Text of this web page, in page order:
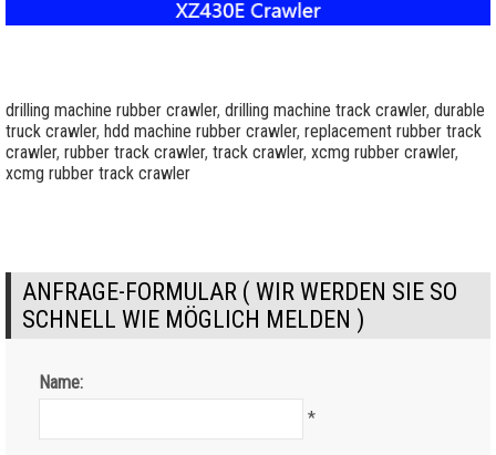
drilling machine rubber crawler, drilling machine track crawler, durable
truck crawler, hdd machine rubber crawler, replacement rubber track
crawler, rubber track crawler, track crawler, xcmg rubber crawler,
xcmg rubber track crawler
ANFRAGE-FORMULAR ( WIR WERDEN SIE SO
SCHNELL WIE MÖGLICH MELDEN )
Name:
*